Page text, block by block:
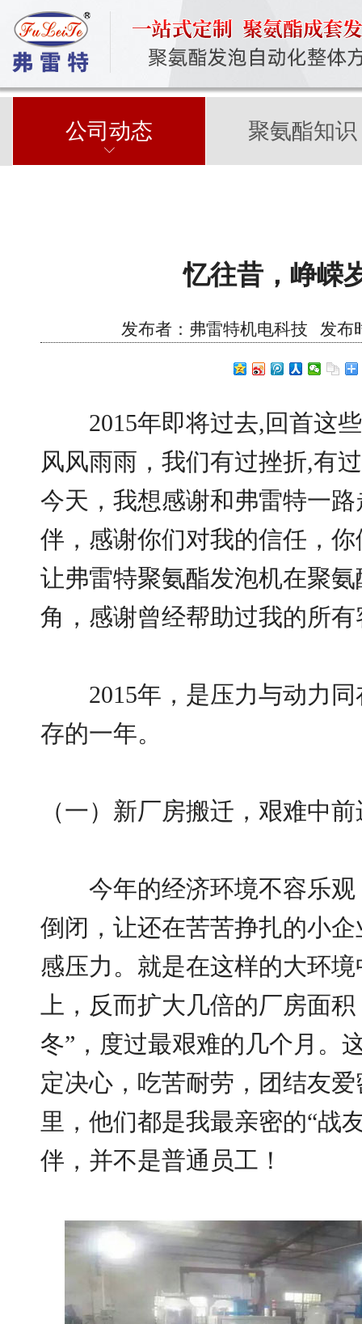
公司动态 聚氨酯知识
忆往昔，峥嵘
发布者：弗雷特机电科技 发布
2015年即将过去,回首这些
风风雨雨，我们有过挫折,有
今天，我想感谢和弗雷特一
伴，感谢你们对我的信任，
让弗雷特聚氨酯发泡机在聚
角，感谢曾经帮助过我的所
2015年，是压力与动力同
存的一年。
（一）新厂房搬迁，艰难中前
今年的经济环境不容乐观
倒闭，让还在苦苦挣扎的小
感压力。就是在这样的大环
上，反而扩大几倍的厂房面
冬”，度过最艰难的几个月。
定决心，吃苦耐劳，团结友
里，他们都是我最亲密的“战
伴，并不是普通员工！